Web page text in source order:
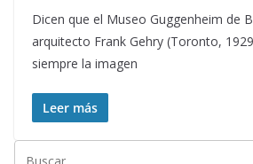
Dicen que el Museo Guggenheim de
arquitecto Frank Gehry (Toronto,
siempre la imagen
Leer más